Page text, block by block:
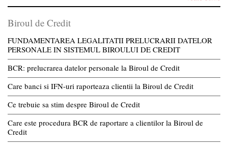
Biroul de Credit
FUNDAMENTAREA LEGALITATII PRELUCRARII DATELOR
PERSONALE IN SISTEMUL BIROULUI DE CREDIT
BCR: prelucrarea datelor personale la Biroul de Credit
Care banci si IFN-uri raporteaza clientii la Biroul de Credit
Ce trebuie sa stim despre Biroul de Credit
Care este procedura BCR de raportare a clientilor la Biroul de
Credit